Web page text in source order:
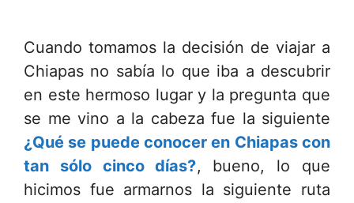
Cuando tomamos la decisión de viajar a
Chiapas no sabía lo que iba a descubrir
en este hermoso lugar y la pregunta que
se me vino a la cabeza fue la siguiente
¿Qué se puede conocer en Chiapas con
tan sólo cinco días?, bueno, lo que
hicimos fue armarnos la siguiente ruta